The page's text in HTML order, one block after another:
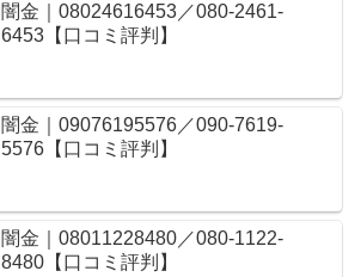
闇金｜08024616453／080-2461-
6453【口コミ評判】
闇金｜09076195576／090-7619-
5576【口コミ評判】
闇金｜08011228480／080-1122-
8480【口コミ評判】